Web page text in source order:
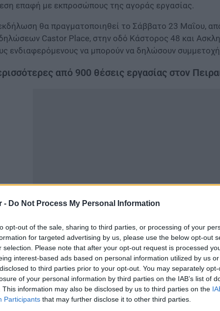
- Do Not Process My Personal Information
opt-out of the sale, sharing to third parties, or processing of your
for targeted advertising by us, please use the below opt-out
selection. Please note that after your opt-out request is processed
interest-based ads based on personal information utilized by us
to third parties prior to your opt-out. You may separately
of your personal information by third parties on the IAB’s list of
This information may also be disclosed by us to third parties on the
Participants that may further disclose it to other third parties.
επαφή με εκπροσώπους της αγοράς εργασίας.
θα πραγματοποιηθεί το Σάββατο 23 Μαΐου,
Castor Place, στην οδό Κάστορος 48 και
ενδιαφερόμενους να μπορούν να δηλώσουν
από 900 θέσεις εργασίας στον
νέα «Ημέρα Καριέρας» τηςΔΥΠΑθα συμμετάσχουν 30
Γαλάζιας Οικονομίας. Οι εταιρείες αυτές
διαφορετικές ειδικότητες και επίπεδα
απευθύνεται σε όσους αναζητούν εργασία ή
σε έναν κλάδο που συνδέεται άμεσα με τη
οικονομική ανάπτυξη γύρω από τη θάλασσα.